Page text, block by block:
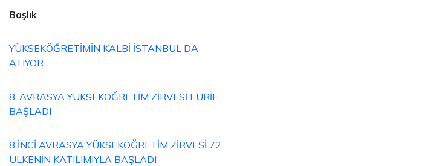
Başlık
YÜKSEKÖĞRETİMİN KALBİ İSTANBUL DA
ATIYOR
8. AVRASYA YÜKSEKÖĞRETİM ZİRVESİ EURİE
BAŞLADI
8 İNCİ AVRASYA YÜKSEKÖĞRETİM ZİRVESİ 72
ÜLKENİN KATILIMIYLA BAŞLADI